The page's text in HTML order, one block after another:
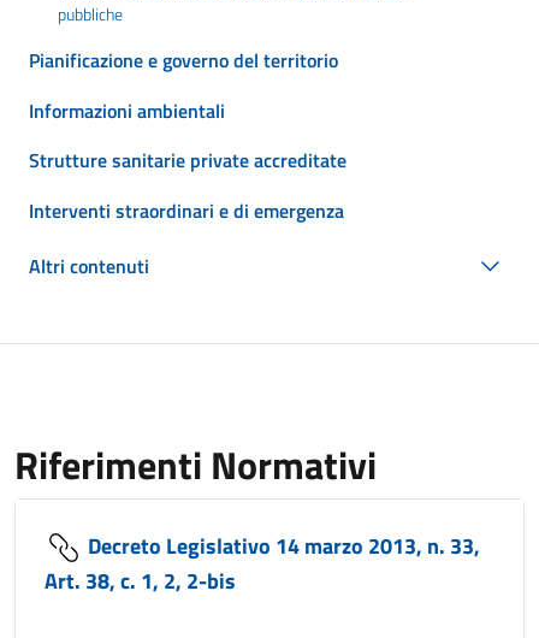
pubbliche
Pianificazione e governo del territorio
Informazioni ambientali
Strutture sanitarie private accreditate
Interventi straordinari e di emergenza
Altri contenuti
Riferimenti Normativi
Decreto Legislativo 14 marzo 2013, n. 33,
Art. 38, c. 1, 2, 2-bis